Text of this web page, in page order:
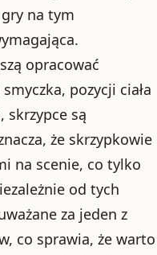
na tym
opracować
pozycji ciała
skrzypce są
że skrzypkowie
na scenie, co tylko
od tych
za jeden z
co sprawia, że warto